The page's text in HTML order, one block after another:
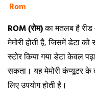
Rom
ROM (रोम)का मतलब है
मेमोरी होती है, जिसमें डेटा
स्टोर किया गया डेटा केवल
सकता। यह मेमोरी कंप्यूटर
लिए उपयोग होती है।